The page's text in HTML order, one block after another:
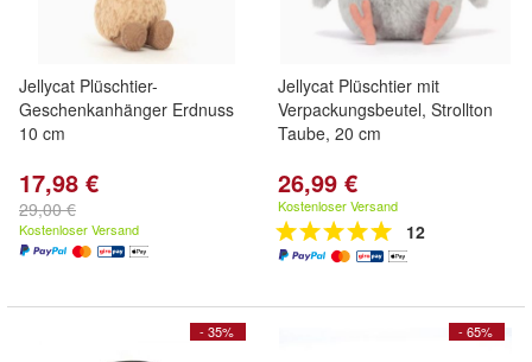
Jellycat Plüschtier-
Geschenkanhänger Erdnuss
10 cm
17,98 €
29,00 €
Kostenloser Versand
Jellycat Plüschtier mit
Verpackungsbeutel, Strollton
Taube, 20 cm
26,99 €
Kostenloser Versand
12
- 35% - 65%